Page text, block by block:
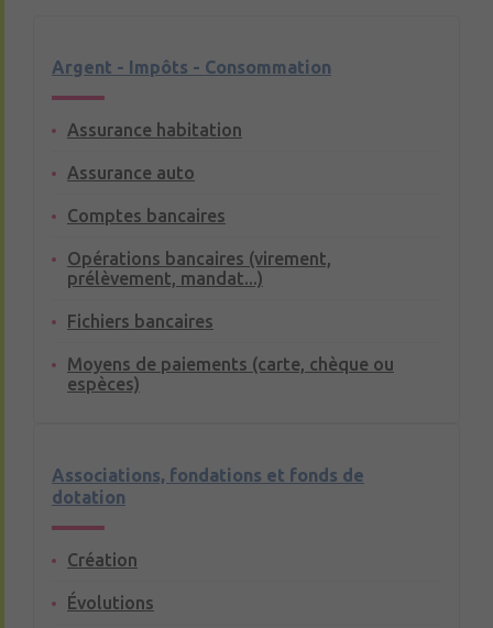
Argent - Impôts - Consommation
Assurance habitation
Assurance auto
Comptes bancaires
Opérations bancaires (virement,
prélèvement, mandat...)
Fichiers bancaires
Moyens de paiements (carte, chèque ou
espèces)
Associations, fondations et fonds de
dotation
Création
Évolutions